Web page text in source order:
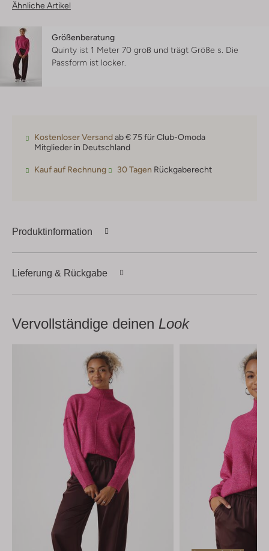
Ähnliche Artikel
Größenberatung
Quinty ist 1 Meter 70 groß und trägt Größe s. Die
Passform ist locker
Kostenloser Versandab € 75 für Club-Omoda
Mitglieder in Deutschland
Kauf auf Rechnung 30 Tagen Rückgaberecht
Produktinformation
Lieferung & Rückgabe
Vervollständige deinen Look